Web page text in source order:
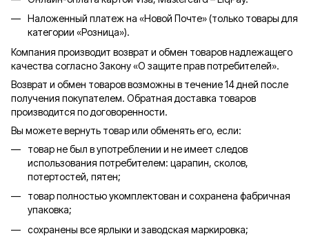
Наложенный платеж на «Новой Почте» (только товары для
категории «Розница»).
Компания производит возврат и обмен товаров надлежащего
качества согласно Закону «О защите прав потребителей».
Возврат и обмен товаров возможны в течение 14 дней после
получения покупателем. Обратная доставка товаров
производится по договоренности.
Вы можете вернуть товар или обменять его, если:
товар не был в употреблении и не имеет следов
использования потребителем: царапин, сколов,
потертостей, пятен;
товар полностью укомплектован и сохранена фабричная
упаковка;
сохранены все ярлыки и заводская маркировка;